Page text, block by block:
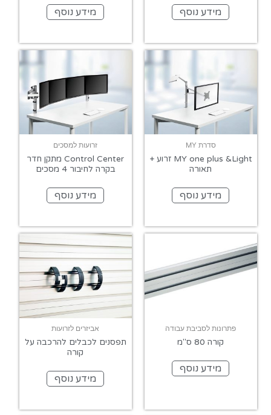
מידע נוסף מידע נוסף
סדרת MY
MY one plus &Light זרוע +
תאורה
מידע נוסף
זרועות למסכים
Control Center מתקן חדר
בקרה לחיבור 4 מסכים
מידע נוסף
פתרונות לסביבת עבודה
קורה 80 ס"מ
מידע נוסף
אביזרים לזרועות
תפסנים לכבלים להרכבה על
קורה
מידע נוסף